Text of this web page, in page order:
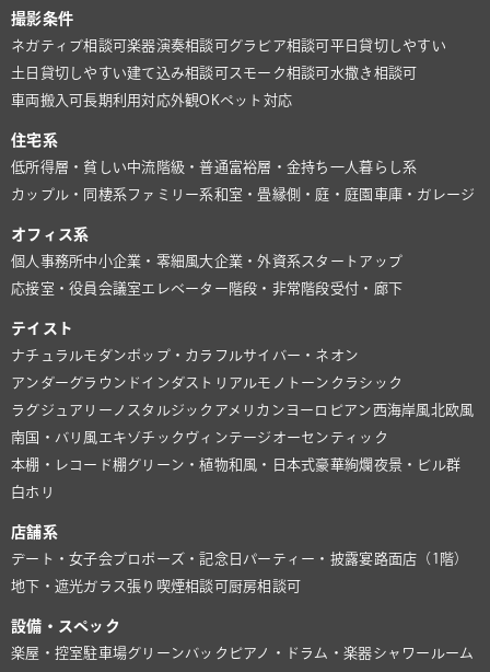
撮影条件
ネガティブ相談可楽器演奏相談可 グラビア相談可 平日貸切しやすい
土日貸切しやすい建て込み相談可 スモーク相談可 水撒き相談可
車両搬入可長期利用対応外観OKペット対応
住宅系
低所得層・貧しい中流階級・普通富裕層・金持ち 一人暮らし系
カップル・同棲系ファミリー系和室・畳縁側・庭・庭園 車庫・ガレージ
オフィス系
個人事務所中小企業・零細風大企業・外資系スタートアップ
応接室・役員会議室 エレベーター 階段・非常階段受付・廊下
テイスト
ナチュラルモダンポップ・カラフルサイバー・ネオン
アンダーグラウンド インダストリアルモノトーン クラシック
ラグジュアリー ノスタルジック アメリカン ヨーロピアン 西海岸風北欧風
南国・バリ風 エキゾチック ヴィンテージ オーセンティック
本棚・レコード棚グリーン・植物和風・日本式豪華絢爛夜景・ビル群
白ホリ
店舗系
デート・女子会プロポーズ・記念日 パーティー・披露宴路面店（1階）
地下・遮光ガラス張り 喫煙相談可 厨房相談可
設備・スペック
楽屋・控室駐車場グリーンバック ピアノ・ドラム・楽器シャワールーム